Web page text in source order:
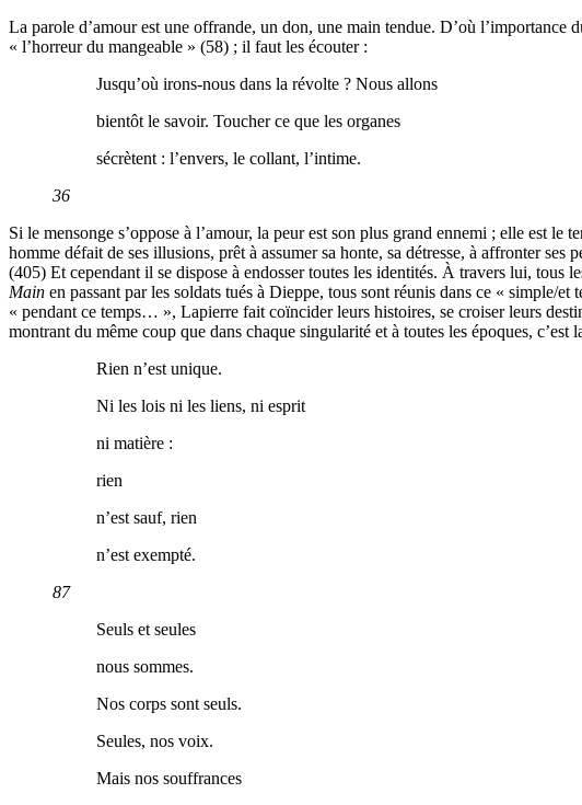
La parole d’amour est une offrande, un don, une main tendue. D’où
« l’horreur du mangeable » (58) ; il faut les écouter :
Jusqu’où irons-nous dans la révolte ? Nous allons
bientôt le savoir. Toucher ce que les organes
sécrètent : l’envers, le collant, l’intime.
36
Si le mensonge s’oppose à l’amour, la peur est son plus grand ennemi ; elle est
homme défait de ses illusions, prêt à assumer sa honte, sa détresse, à affronter
(405) Et cependant il se dispose à endosser toutes les identités. À travers lui, tous
Main en passant par les soldats tués à Dieppe, tous sont réunis dans ce « simple/
« pendant ce temps… », Lapierre fait coïncider leurs histoires, se croiser leurs
montrant du même coup que dans chaque singularité et à toutes les époques,
Rien n’est unique.
Ni les lois ni les liens, ni esprit
ni matière :
rien
n’est sauf, rien
n’est exempté.
87
Seuls et seules
nous sommes.
Nos corps sont seuls.
Seules, nos voix.
Mais nos souffrances